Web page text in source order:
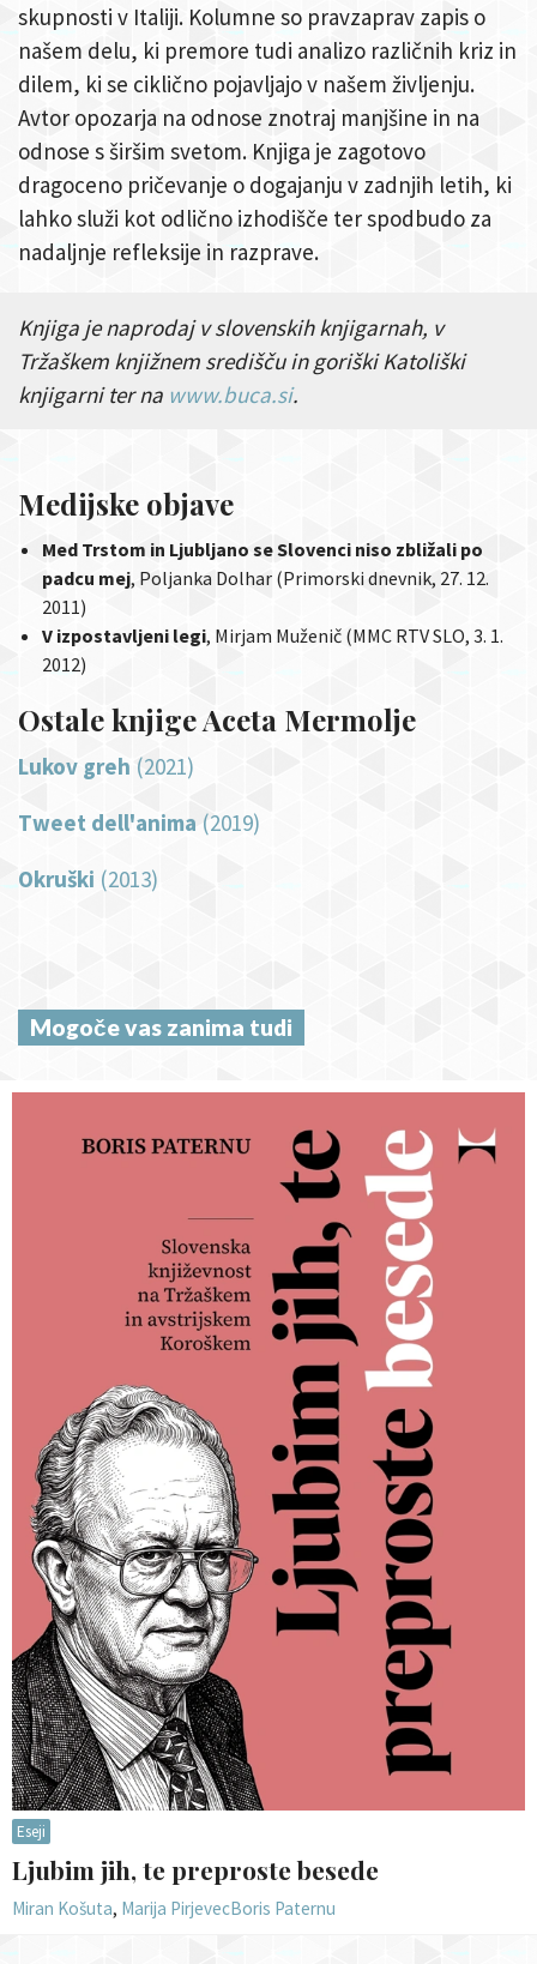
skupnosti v Italiji. Kolumne so pravzaprav zapis o
našem delu, ki premore tudi analizo različnih kriz in
dilem, ki se ciklično pojavljajo v našem življenju.
Avtor opozarja na odnose znotraj manjšine in na
odnose s širšim svetom. Knjiga je zagotovo
dragoceno pričevanje o dogajanju v zadnjih letih, ki
lahko služi kot odlično izhodišče ter spodbudo za
nadaljnje refleksije in razprave.
Knjiga je naprodaj v slovenskih knjigarnah, v
Tržaškem knjižnem središču in goriški Katoliški
knjigarni ter na www.buca.si.
Medijske objave
Med Trstom in Ljubljano se Slovenci niso zbližali po
padcu mej, Poljanka Dolhar (Primorski dnevnik, 27. 12.
2011)
V izpostavljeni legi, Mirjam Muženič (MMC RTV SLO, 3. 1.
2012)
Ostale knjige Aceta Mermolje
Lukov greh (2021)
Tweet dell'anima (2019)
Okruški (2013)
Mogoče vas zanima tudi
Eseji
Ljubim jih, te preproste besede
Miran Košuta, Marija PirjevecBoris Paternu